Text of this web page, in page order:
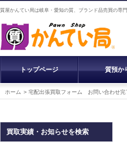
質屋かんてい局は岐阜・愛知の質、ブランド品売買の専
トップページ 質預か
ホーム 宅配出張買取フォーム お問い合わせ完
買取実績・お知らせを検索